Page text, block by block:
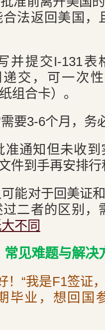
法返回美国，
并提交I-131表
交，可一次
组合卡）。
要3-6个月，务
准通知但未收
件到手再安排行
能对于回美证
二者的区别，
不同
见难题与解决
！“我是F1签证
毕业，想回国